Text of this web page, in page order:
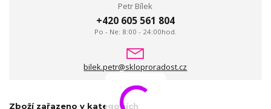
Petr Bílek
+420 605 561 804
Po - Ne: 8:00 - 24:00hod.
bilek.petr@skloproradost.cz
Zboží zařazeno v kategoriích